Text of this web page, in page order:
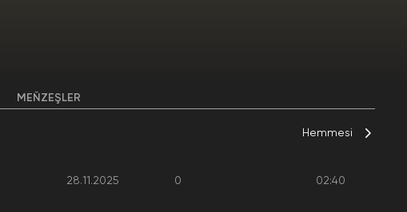
MEŇZEŞLER
Hemmesi
28.11.2025 0 02:40